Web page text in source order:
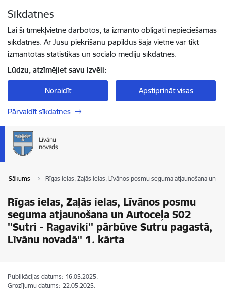
Sīkdatnes
Lai šī tīmekļvietne darbotos, tā izmanto obligāti nepieciešamās
sīkdatnes. Ar Jūsu piekrišanu papildus šajā vietnē var tikt
izmantotas statistikas un sociālo mediju sīkdatnes.
Lūdzu, atzīmējiet savu izvēli:
Noraidīt Apstiprināt visas
Pārvaldīt sīkdatnes
Sākums Rīgas ielas, Zaļās ielas, Līvānos posmu seguma atjaunošana un
Rīgas ielas, Zaļās ielas, Līvānos posmu
seguma atjaunošana un Autoceļa S02
''Sutri - Ragaviki'' pārbūve Sutru pagastā,
Līvānu novadā'' 1. kārta
Publikācijas datums: 16.05.2025.
Grozījumu datums: 22.05.2025.